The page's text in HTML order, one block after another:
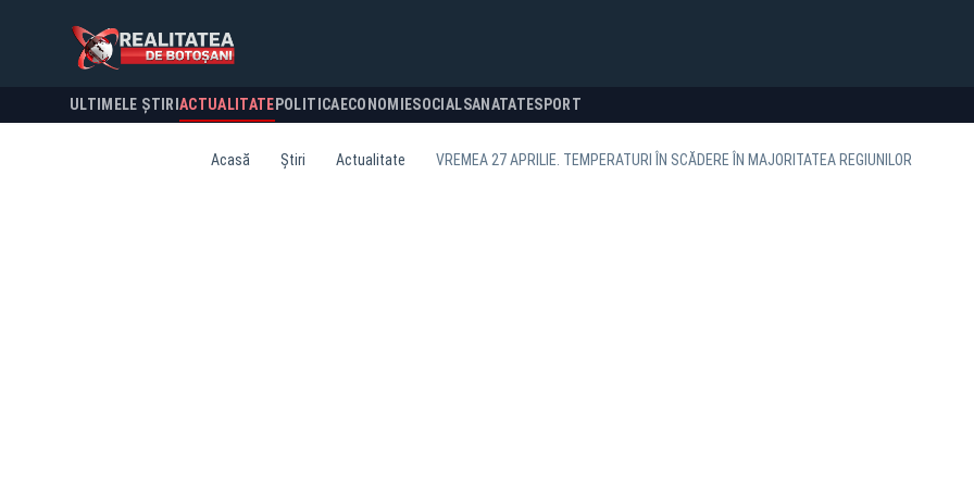
ULTIMELE ȘTIRI ACTUALITATE POLITICA ECONOMIESOCIALSANATATESPORT
Acasă Știri Actualitate VREMEA 27 APRILIE. TEMPERATURI ÎN SCĂDERE ÎN MAJORITATEA REGIUNILOR